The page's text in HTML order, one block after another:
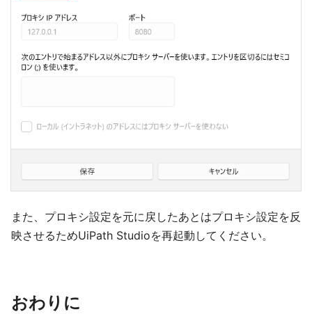
また、プロキシ設定を元に戻したあとはプロキシ設定を反
映させるためUiPath Studioを再起動してください。
おわりに